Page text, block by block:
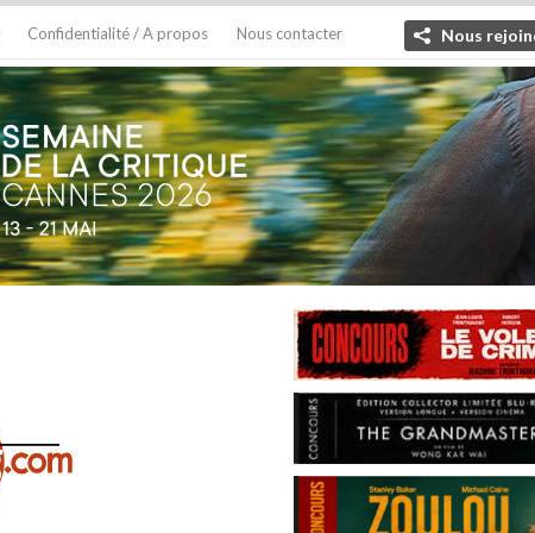
Confidentialité / A propos Nous contacter Nous